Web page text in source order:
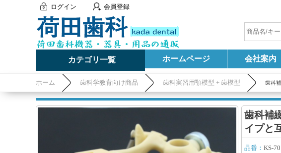
ログイン 会員登録
カテゴリ一覧 ホームページ 会社案内
ホーム 歯科学教育向け商品 歯科実習用顎模型 + 歯模型 歯科
歯科補
イプと
品番： KS-